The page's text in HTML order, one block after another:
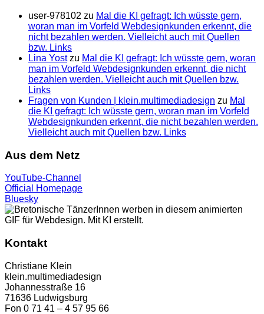
user-978102 zu Mal die KI gefragt: Ich wüsste gern,
woran man im Vorfeld Webdesignkunden erkennt, die
nicht bezahlen werden. Vielleicht auch mit Quellen
bzw. Links
Lina Yostzu Mal die KI gefragt: Ich wüsste gern, woran
man im Vorfeld Webdesignkunden erkennt, die nicht
bezahlen werden. Vielleicht auch mit Quellen bzw.
Links
Fragen von Kunden | klein.multimedia­design zu Mal
die KI gefragt: Ich wüsste gern, woran man im Vorfeld
Webdesignkunden erkennt, die nicht bezahlen werden.
Vielleicht auch mit Quellen bzw. Links
Aus dem Netz
YouTube-Channel
Official Homepage
Bluesky
Kontakt
Christiane Klein
klein.multimediadesign
Johannesstraße 16
71636 Ludwigsburg
Fon 0 71 41 – 4 57 95 66